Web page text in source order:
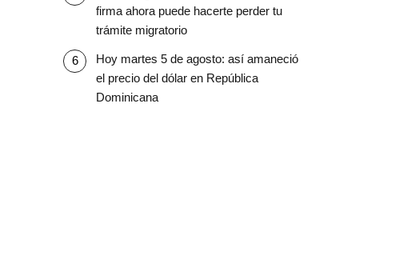
firma ahora puede hacerte perder tu
trámite migratorio
Hoy martes 5 de agosto: así amaneció
el precio del dólar en República
Dominicana